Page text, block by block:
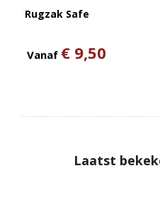
Rugzak Safe
Vanaf € 9,50
Laatst